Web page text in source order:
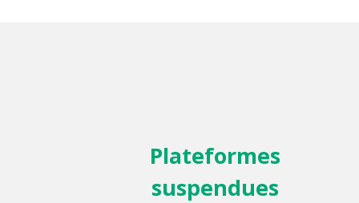
Plateformes
suspendues